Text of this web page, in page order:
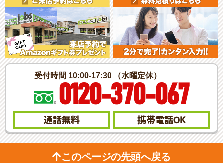
受付時間 10:00-17:30 （水曜定休）
0120-370-067
通話無料 携帯電話OK
このページの先頭へ戻る